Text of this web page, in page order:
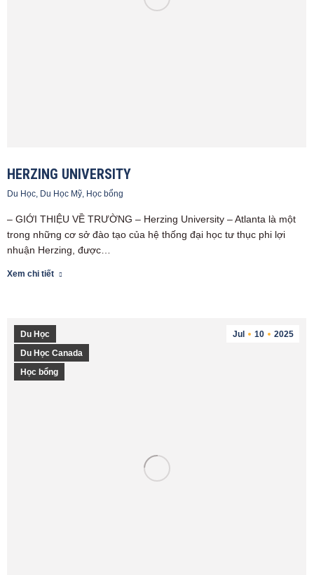
HERZING UNIVERSITY
Du Học, Du Học Mỹ, Học bổng
– GIỚI THIỆU VỀ TRƯỜNG – Herzing University – Atlanta là một
trong những cơ sở đào tạo của hệ thống đại học tư thục phi lợi
nhuận Herzing, được…
Xem chi tiết
Jul 10 2025
Du Học
Du Học Canada
Học bổng